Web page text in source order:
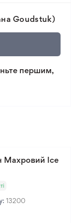
за товар, що
Goudstuk)
першим,
Махровий Ice
13200